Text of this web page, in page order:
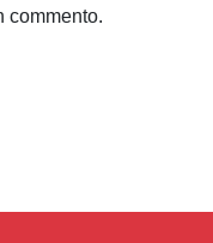
commento.